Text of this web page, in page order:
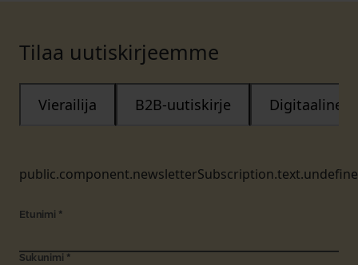
Tilaa uutiskirjeemme
Vierailija B2B-uutiskirje Digitaalinen
Etunimi *
Sukunimi *